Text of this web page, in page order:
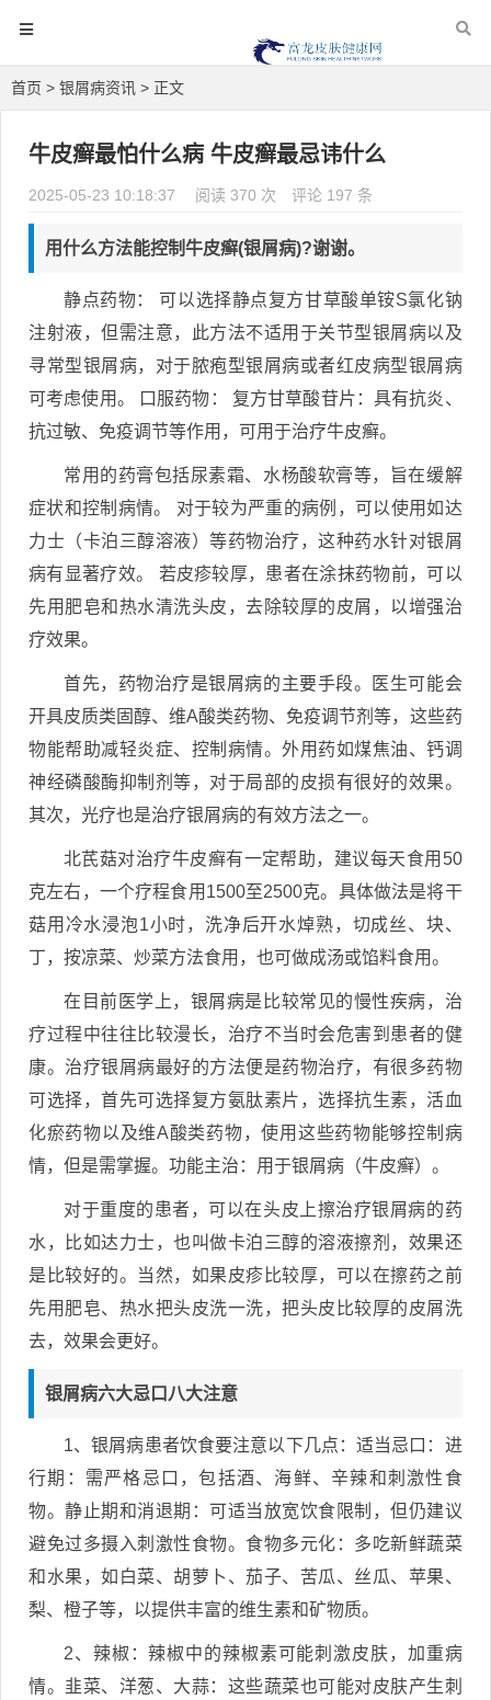
首页 > 银屑病资讯 > 正文
牛皮癣最怕什么病 牛皮癣最忌讳什么
2025-05-23 10:18:37 阅读 370 次 评论 197 条
用什么方法能控制牛皮癣(银屑病)?谢谢。
静点药物： 可以选择静点复方甘草酸单铵S氯化钠
注射液，但需注意，此方法不适用于关节型银屑病以及
寻常型银屑病，对于脓疱型银屑病或者红皮病型银屑病
可考虑使用。 口服药物： 复方甘草酸苷片：具有抗炎、
抗过敏、免疫调节等作用，可用于治疗牛皮癣。
常用的药膏包括尿素霜、水杨酸软膏等，旨在缓解
症状和控制病情。 对于较为严重的病例，可以使用如达
力士（卡泊三醇溶液）等药物治疗，这种药水针对银屑
病有显著疗效。 若皮疹较厚，患者在涂抹药物前，可以
先用肥皂和热水清洗头皮，去除较厚的皮屑，以增强治
疗效果。
首先，药物治疗是银屑病的主要手段。医生可能会
开具皮质类固醇、维A酸类药物、免疫调节剂等，这些药
物能帮助减轻炎症、控制病情。外用药如煤焦油、钙调
神经磷酸酶抑制剂等，对于局部的皮损有很好的效果。
其次，光疗也是治疗银屑病的有效方法之一。
北芪菇对治疗牛皮癣有一定帮助，建议每天食用50
克左右，一个疗程食用1500至2500克。具体做法是将干
菇用冷水浸泡1小时，洗净后开水焯熟，切成丝、块、
丁，按凉菜、炒菜方法食用，也可做成汤或馅料食用。
在目前医学上，银屑病是比较常见的慢性疾病，治
疗过程中往往比较漫长，治疗不当时会危害到患者的健
康。治疗银屑病最好的方法便是药物治疗，有很多药物
可选择，首先可选择复方氨肽素片，选择抗生素，活血
化瘀药物以及维A酸类药物，使用这些药物能够控制病
情，但是需掌握。功能主治：用于银屑病（牛皮癣）。
对于重度的患者，可以在头皮上擦治疗银屑病的药
水，比如达力士，也叫做卡泊三醇的溶液擦剂，效果还
是比较好的。当然，如果皮疹比较厚，可以在擦药之前
先用肥皂、热水把头皮洗一洗，把头皮比较厚的皮屑洗
去，效果会更好。
银屑病六大忌口八大注意
1、银屑病患者饮食要注意以下几点：适当忌口：进
行期：需严格忌口，包括酒、海鲜、辛辣和刺激性食
物。静止期和消退期：可适当放宽饮食限制，但仍建议
避免过多摄入刺激性食物。食物多元化：多吃新鲜蔬菜
和水果，如白菜、胡萝卜、茄子、苦瓜、丝瓜、苹果、
梨、橙子等，以提供丰富的维生素和矿物质。
2、辣椒：辣椒中的辣椒素可能刺激皮肤，加重病
情。韭菜、洋葱、大蒜：这些蔬菜也可能对皮肤产生刺